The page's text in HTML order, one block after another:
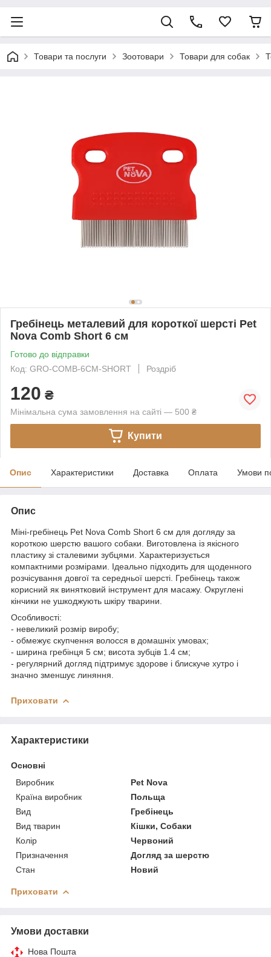
Товари та послуги Зоотовари Товари для собак
Гребінець металевий для короткої шерсті Pet
Nova Comb Short 6 см
Готово до відправки
Код: GRO-COMB-6CM-SHORT
Роздріб
120 ₴
Мінімальна сума замовлення на сайті — 500 ₴
Купити
Опис Характеристики Доставка Оплата Умови
Опис
Міні-гребінець Pet Nova Comb Short 6 см для догляду за
короткою шерстю вашого собаки. Виготовлена із якісного
пластику зі сталевими зубцями. Характеризується
компактними розмірами. Ідеально підходить для щоденного
розчісування довгої та середньої шерсті. Гребінець також
корисний як винятковий інструмент для масажу. Округлені
кінчики не ушкоджують шкіру тварини.
Особливості:
- невеликий розмір виробу;
- обмежує скупчення волосся в домашніх умовах;
- ширина гребінця 5 см; висота зубців 1.4 см;
- регулярний догляд підтримує здорове і блискуче хутро і
значно зменшує линяння.
Приховати
Характеристики
Основні
Виробник
Pet Nova
Країна виробник
Польща
Вид
Гребінець
Вид тварин
Кішки, Собаки
Колір
Червоний
Призначення
Догляд за шерстю
Стан
Новий
Приховати
Умови доставки
Нова Пошта